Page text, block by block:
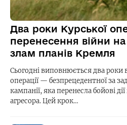
Два роки Курської
перенесення війни
злам планів Кремля
Сьогодні виповнюється два роки
операції — безпрецедентної за
кампанії, яка перенесла бойові
агресора. Цей крок…